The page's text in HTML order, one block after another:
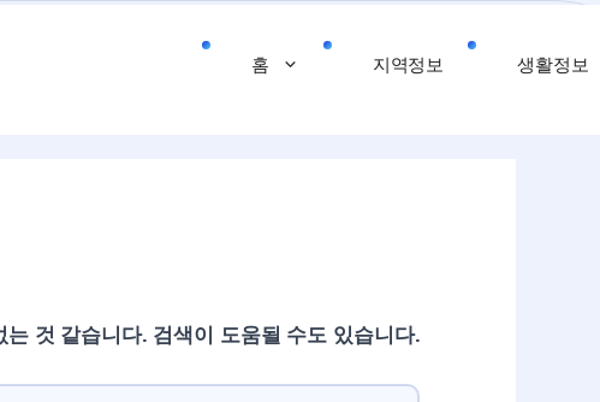
홈 지역정보 생활정보
것 같습니다. 검색이 도움될 수도 있습니다.